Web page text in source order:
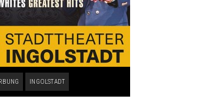
INGOLSTADT